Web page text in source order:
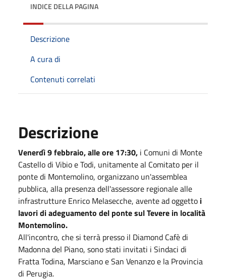
INDICE DELLA PAGINA
Descrizione
A cura di
Contenuti correlati
Descrizione
Venerdì 9 febbraio, alle ore 17:30, i Comuni di Monte
Castello di Vibio e Todi, unitamente al Comitato per il
ponte di Montemolino, organizzano un'assemblea
pubblica, alla presenza dell'assessore regionale alle
infrastrutture Enrico Melasecche, avente ad oggetto i
lavori di adeguamento del ponte sul Tevere in località
Montemolino.
All'incontro, che si terrà presso il Diamond Cafè di
Madonna del Piano, sono stati invitati i Sindaci di
Fratta Todina, Marsciano e San Venanzo e la Provincia
di Perugia.